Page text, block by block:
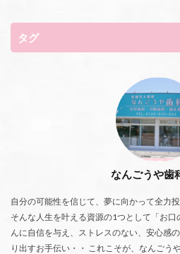
タグ
なんごうや歯
自分の可能性を信じて、夢に向かって全力
そんな人生を叶える資源の1つとして「お口
んに自信を与え、ストレスのない、安心感
り出すお手伝い・・ これこそが、なんごう